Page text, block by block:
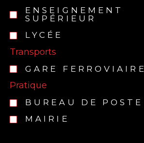
ENSEIGNEMENT
SUPÉRIEUR
LYCÉE
Transports
GARE FERROVIAIRE
Pratique
BUREAU DE POSTE
MAIRIE